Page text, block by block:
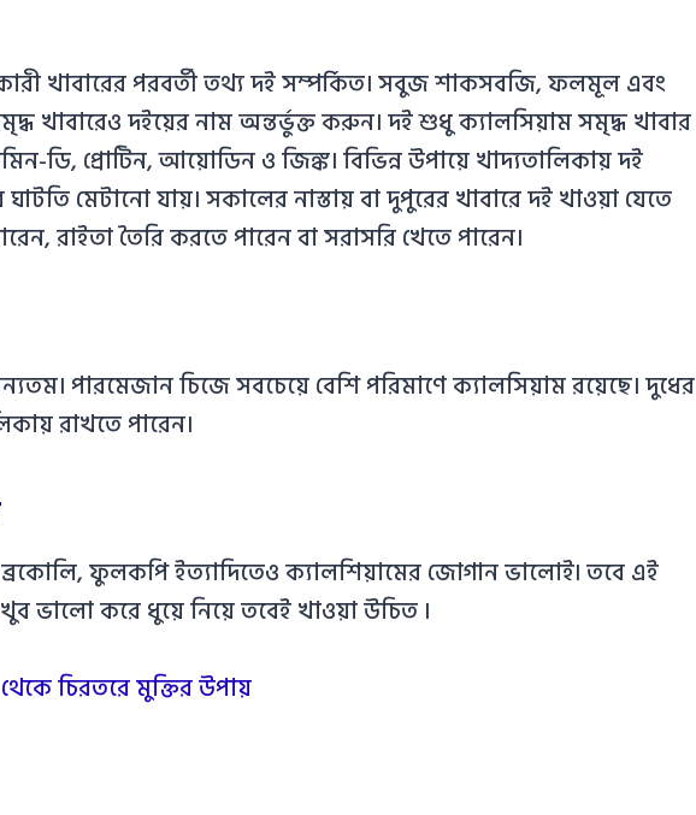
খাবারের পরবর্তী তথ্য দই সম্পর্কিত। সবুজ শাকসবজি, ফলমূল এবং
খাবারেও দইয়ের নাম অন্তর্ভুক্ত করুন। দই শুধু ক্যালসিয়াম সমৃদ্ধ খাবার
ডি, প্রোটিন, আয়োডিন ও জিঙ্ক। বিভিন্ন উপায়ে খাদ্যতালিকায় দই
মেটানো যায়। সকালের নাস্তায় বা দুপুরের খাবারে দই খাওয়া যেতে
রাইতা তৈরি করতে পারেন বা সরাসরি খেতে পারেন।
পারমেজান চিজে সবচেয়ে বেশি পরিমাণে ক্যালসিয়াম রয়েছে। দুধের
রাখতে পারেন।
ফুলকপি ইত্যাদিতেও ক্যালশিয়ামের জোগান ভালোই৷ তবে এই
করে ধুয়ে নিয়ে তবেই খাওয়া উচিত ৷
চিরতরে মুক্তির উপায়